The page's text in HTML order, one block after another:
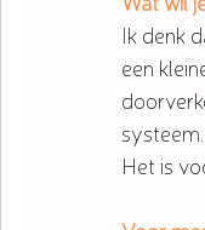
Ik denk
een
Het is